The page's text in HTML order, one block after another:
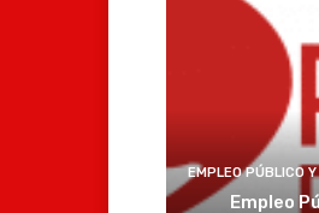
EMPLEO PÚBLICO
Empleo